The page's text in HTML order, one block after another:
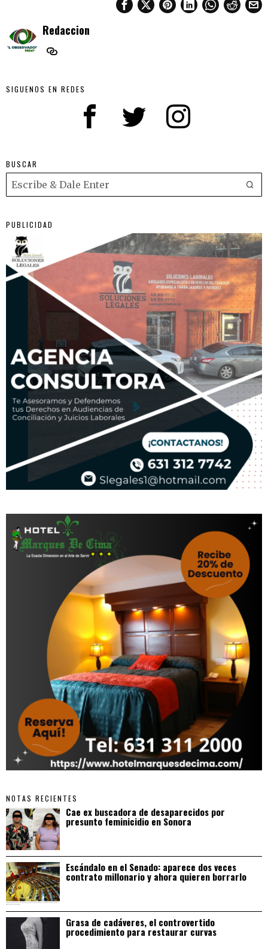
Redaccion
SIGUENOS EN REDES
BUSCAR
PUBLICIDAD
NOTAS RECIENTES
Cae ex buscadora de desaparecidos por
presunto feminicidio en Sonora
Escándalo en el Senado: aparece dos veces
contrato millonario y ahora quieren borrarlo
Grasa de cadáveres, el controvertido
procedimiento para restaurar curvas